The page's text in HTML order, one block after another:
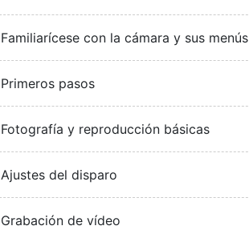
Familiarícese con la cámara y sus menús
Primeros pasos
Fotografía y reproducción básicas
Ajustes del disparo
Grabación de vídeo